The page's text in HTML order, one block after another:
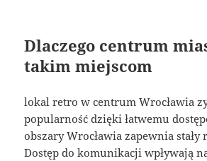
Dlaczego centrum
takim miejscom
lokal retro w centrum Wrocławia
popularność dzięki łatwemu
obszary Wrocławia zapewnia
Dostęp do komunikacji wpływają